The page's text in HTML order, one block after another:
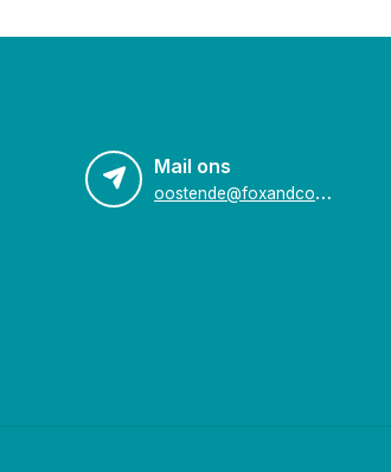
Mail ons
o
ostende@foxandco.be